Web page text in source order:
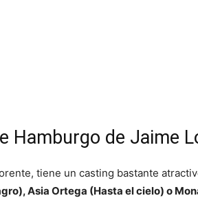
Hamburgo de Jaime
tiene un casting bastante
Asia Ortega (Hasta el cielo) o